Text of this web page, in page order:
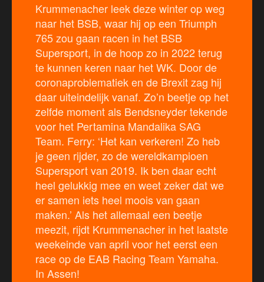
Krummenacher leek deze winter op weg
naar het BSB, waar hij op een Triumph
765 zou gaan racen in het BSB
Supersport, in de hoop zo in 2022 terug
te kunnen keren naar het WK. Door de
coronaproblematiek en de Brexit zag hij
daar uiteindelijk vanaf. Zo’n beetje op het
zelfde moment als Bendsneyder tekende
voor het Pertamina Mandalika SAG
Team. Ferry: ‘Het kan verkeren! Zo heb
je geen rijder, zo de wereldkampioen
Supersport van 2019. Ik ben daar echt
heel gelukkig mee en weet zeker dat we
er samen iets heel moois van gaan
maken.’ Als het allemaal een beetje
meezit, rijdt Krummenacher in het laatste
weekeinde van april voor het eerst een
race op de EAB Racing Team Yamaha.
In Assen!